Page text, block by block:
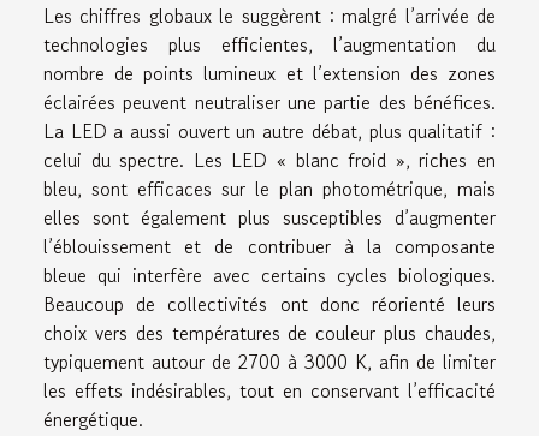
Les chiffres globaux le suggèrent : malgré l’arrivée de
technologies plus efficientes, l’augmentation du
nombre de points lumineux et l’extension des zones
éclairées peuvent neutraliser une partie des bénéfices.
La LED a aussi ouvert un autre débat, plus qualitatif :
celui du spectre. Les LED « blanc froid », riches en
bleu, sont efficaces sur le plan photométrique, mais
elles sont également plus susceptibles d’augmenter
l’éblouissement et de contribuer à la composante
bleue qui interfère avec certains cycles biologiques.
Beaucoup de collectivités ont donc réorienté leurs
choix vers des températures de couleur plus chaudes,
typiquement autour de 2700 à 3000 K, afin de limiter
les effets indésirables, tout en conservant l’efficacité
énergétique.